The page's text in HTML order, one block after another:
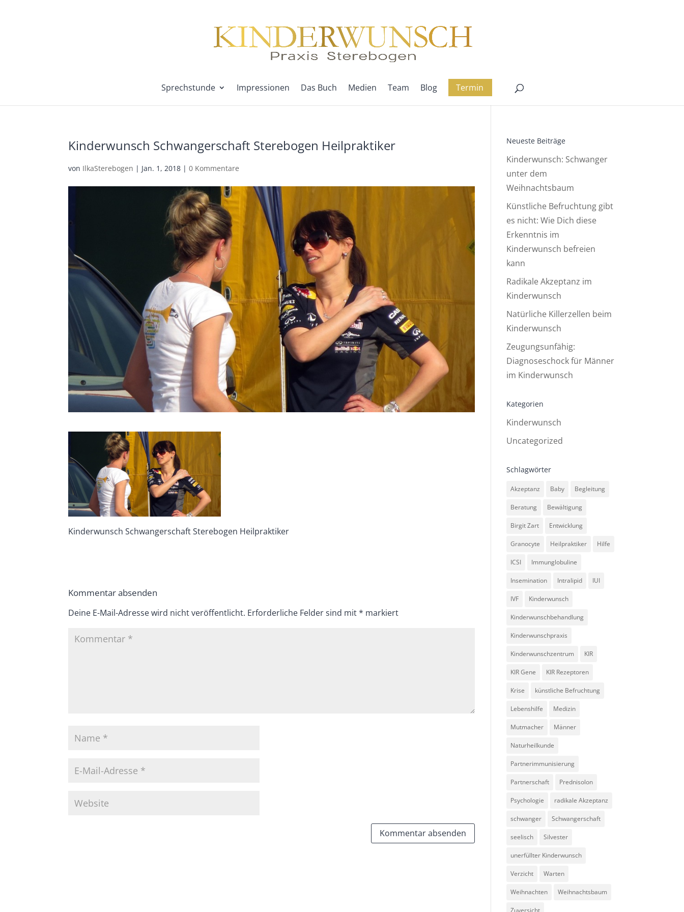
Sprechstunde Impressionen Das Buch Medien Team Blog Termin
Kinderwunsch Schwangerschaft Sterebogen Heilpraktiker
von IlkaSterebogen | Jan. 1, 2018 |0 Kommentare
Kinderwunsch Schwangerschaft Sterebogen Heilpraktiker
Kommentar absenden
Deine E-Mail-Adresse wird nicht veröffentlicht. Erforderliche Felder sind mit* markiert
Neueste Beiträge
Kinderwunsch: Schwanger
unter dem
Weihnachtsbaum
Künstliche Befruchtung gibt
es nicht: Wie Dich diese
Erkenntnis im
Kinderwunsch befreien
kann
Radikale Akzeptanz im
Kinderwunsch
Natürliche Killerzellen beim
Kinderwunsch
Zeugungsunfähig:
Diagnoseschock für Männer
im Kinderwunsch
Kategorien
Kinderwunsch
Uncategorized
Schlagwörter
Akzeptanz Baby Begleitung
Beratung Bewältigung
Birgit Zart Entwicklung
Granocyte Heilpraktiker Hilfe
ICSI Immunglobuline
Insemination Intralipid IUI
IVF Kinderwunsch
Kinderwunschbehandlung
Kinderwunschpraxis
Kinderwunschzentrum KIR
KIR Gene KIR Rezeptoren
Krise künstliche Befruchtung
Lebenshilfe Medizin
Mutmacher Männer
Naturheilkunde
Partnerimmunisierung
Partnerschaft Prednisolon
Psychologie radikale Akzeptanz
schwanger Schwangerschaft
seelisch Silvester
unerfüllter Kinderwunsch
Verzicht Warten
Weihnachten Weihnachtsbaum
Zuversicht